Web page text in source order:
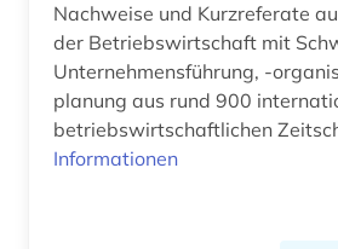
berliner nationaltheater (1)
bern (1)
beruf (1)
Nachweise und Kurzreferate
der Betriebswirtschaft mit
Unternehmensführung, -
planung aus rund 900
betriebswirtschaftlichen
Informationen